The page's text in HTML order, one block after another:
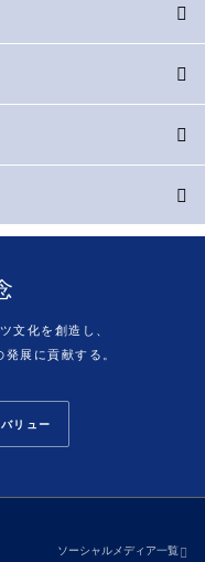
文化を創造し、
展に貢献する。
リュー
ソーシャルメディア一覧